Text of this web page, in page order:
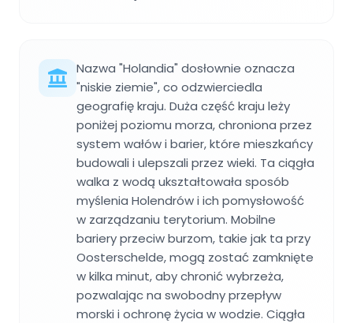
Nazwa "Holandia" dosłownie oznacza
"niskie ziemie", co odzwierciedla
geografię kraju. Duża część kraju leży
poniżej poziomu morza, chroniona przez
system wałów i barier, które mieszkańcy
budowali i ulepszali przez wieki. Ta ciągła
walka z wodą ukształtowała sposób
myślenia Holendrów i ich pomysłowość
w zarządzaniu terytorium. Mobilne
bariery przeciw burzom, takie jak ta przy
Oosterschelde, mogą zostać zamknięte
w kilka minut, aby chronić wybrzeża,
pozwalając na swobodny przepływ
morski i ochronę życia w wodzie. Ciągła